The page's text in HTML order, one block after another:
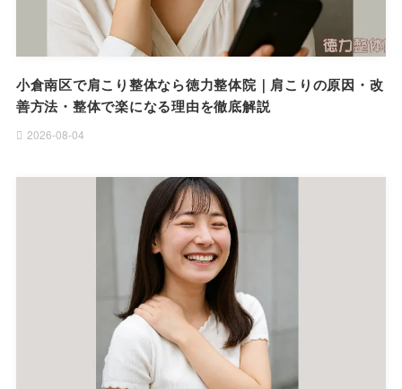
小倉南区で肩こり整体なら徳力整体院｜肩こりの原因・改
善方法・整体で楽になる理由を徹底解説
2026-08-04